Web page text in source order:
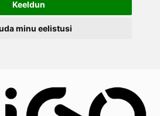
Keeldun
minu eelistusi